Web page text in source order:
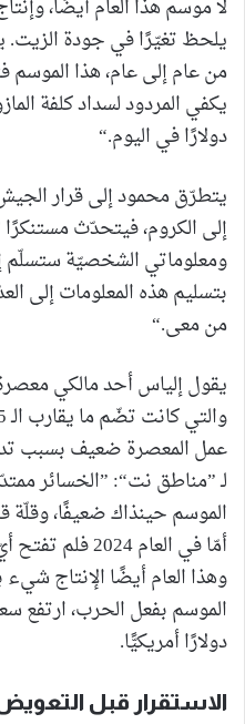
لا موسم هذا العام أيضًا،
يلحظ تغيّرًا في جودة
من عام إلى عام، هذا الموسم
دولارًا في اليوم.“
يتطرّق محمود إلى قرار الجيش
إلى الكروم، فيتحدّث
ومعلوماتي الشخصيّة ستسلّم
بتسليم هذه المعلومات إلى
من معى.“
يقول إلياس أحد مالكي
عمل المعصرة ضعيف بسبب
الموسم حينذاك ضعيفًا، وقلّة
أمّا في العام
وهذا العام أيضًا الإنتاج
دولارًا أمريكيًّا.
الاستقرار قبل